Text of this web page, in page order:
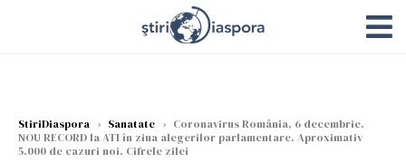
StiriDiaspora › Sanatate › Coronavirus România, 6 decembrie.
NOU RECORD la ATI în ziua alegerilor parlamentare. Aproximativ
5.000 de cazuri noi. Cifrele zilei